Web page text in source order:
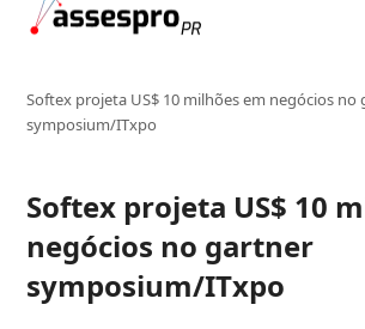
Softex projeta US$ 10 milhões em negócios no
symposium/ITxpo
Softex projeta US$ 10
negócios no gartner
symposium/ITxpo